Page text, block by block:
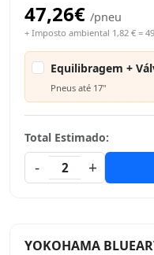
47,26€ /pneu
+ Imposto ambiental 1,82 € =
Equilibragem +
Pneus até 17"
Total Estimado:
-
2 +
YOKOHAMA